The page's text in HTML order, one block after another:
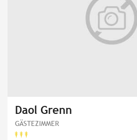
Daol Grenn
GÄSTEZIMMER